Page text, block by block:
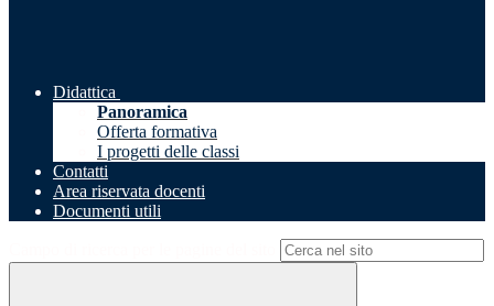
Didattica
Panoramica
Offerta formativa
I progetti delle classi
Contatti
Area riservata docenti
Documenti utili